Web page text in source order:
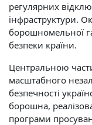
регулярних
інфраструктури.
борошномельної
безпеки країни.
Центральною
масштабного
безпечності
борошна,
програми